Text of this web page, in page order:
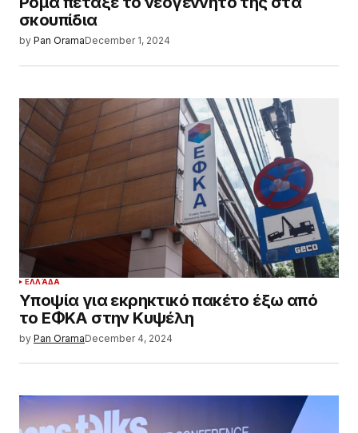
σκουπίδια
by Pan OramaDecember 1, 2024
ΕΛΛΆΔΑ
Υποψία για εκρηκτικό πακέτο έξω από
το ΕΦΚΑ στην Κυψέλη
by Pan OramaDecember 4, 2024